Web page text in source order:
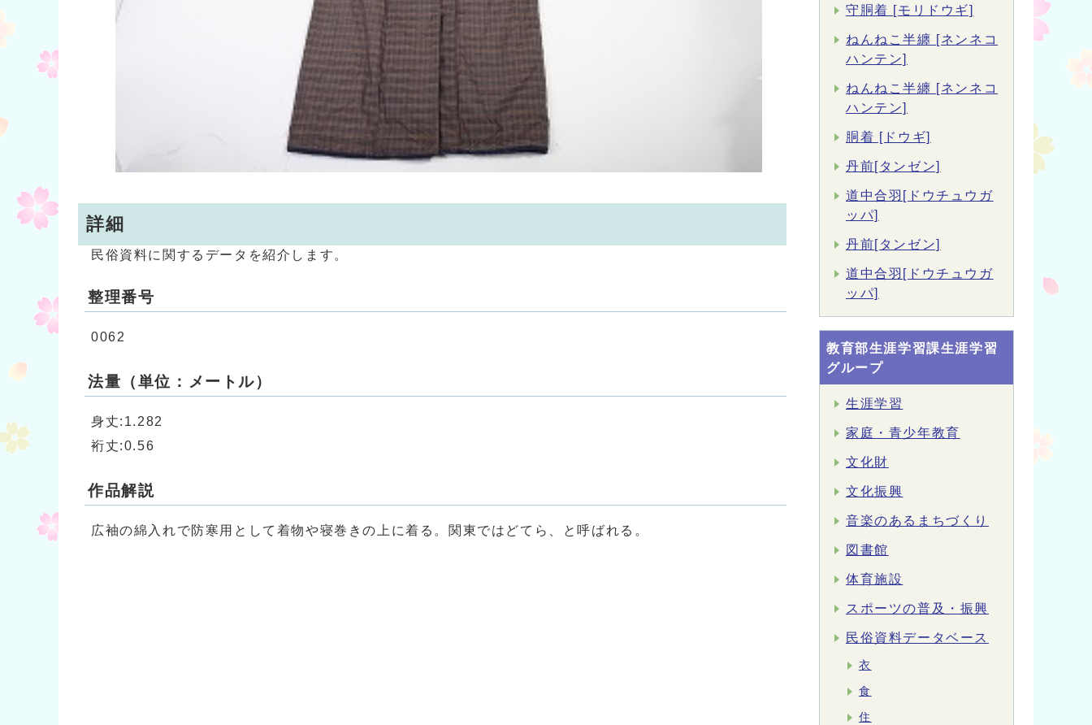
詳細
民俗資料に関するデータを紹介します。
整理番号
0062
法量（単位：メートル）
身丈:1.282
裄丈:0.56
作品解説
広袖の綿入れで防寒用として着物や寝巻きの上に着る。関東ではどてら、と呼ばれる。
守胴着 [モリドウギ]
ねんねこ半纏 [ネンネコ
ハンテン]
ねんねこ半纏 [ネンネコ
ハンテン]
胴着 [ドウギ]
丹前[タンゼン]
道中合羽[ドウチュウガ
ッパ]
丹前[タンゼン]
道中合羽[ドウチュウガ
ッパ]
教育部生涯学習課生涯学習
グループ
生涯学習
家庭・青少年教育
文化財
文化振興
音楽のあるまちづくり
図書館
体育施設
スポーツの普及・振興
民俗資料データベース
衣
食
住